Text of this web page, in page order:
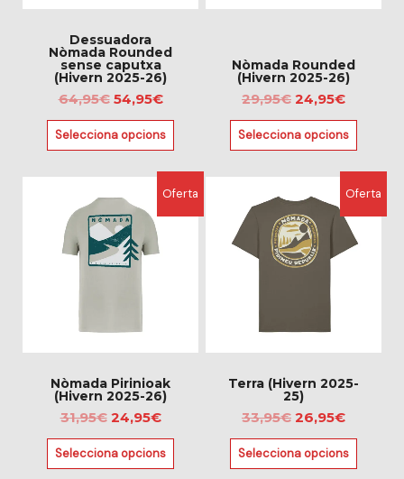
Dessuadora
Nòmada Rounded
sense caputxa
(Hivern 2025-26)
64,95€ 54,95€
Selecciona opcions
triar
a
la
pàgina
del
producte
Nòmada Rounded
(Hivern 2025-26)
29,95€ 24,95€
Selecciona opcions
a
la
pàgina
del
producte
Oferta
Nòmada Pirinioak
(Hivern 2025-26)
31,95€
preu
original
era:
31,95€.
24,95€
preu
actual
Selecciona opcions
producte
té
diverses
variants.
es
triar
a
la
pàgina
del
Oferta
Terra (Hivern 2025-
25)
33,95€
preu
original
era:
33,95€.
26,95€
El
preu
actual
és:
26,95€.
Selecciona opcions
producte
té
diverses
variants.
es
triar
a
la
pàgina
del